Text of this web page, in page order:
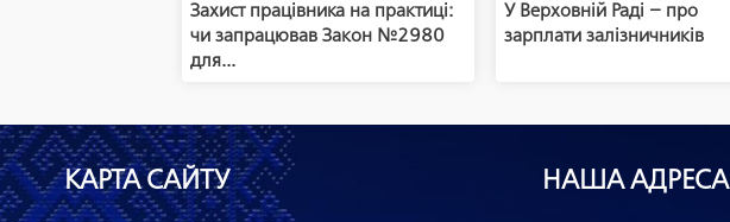
Захист працівника на практиці:
чи запрацював Закон №2980
для...
У Верховній Раді – про
зарплати залізничників
КАРТА САЙТУ НАША АДРЕСА